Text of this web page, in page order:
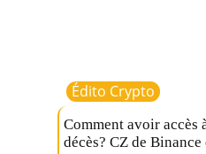
Édito Crypto
Comment avoir accès
décès? CZ de